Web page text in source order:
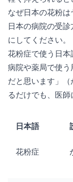
なぜ日本の花粉
日本の病院の受
にしてください。
花粉症で使う日本
病院や薬局で使
だと思います」
るだけでも、医師
日本語
花粉症